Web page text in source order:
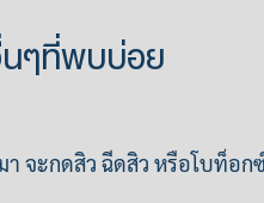
ๆที่พบบ่อย
า จะกดสิว ฉีดสิว หรือโบท็อก